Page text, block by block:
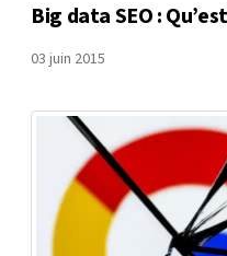
Big data SEO :
03 juin 2015